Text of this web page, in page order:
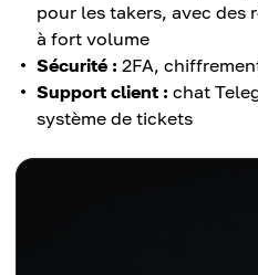
pour les takers, avec des
à fort volume
Sécurité : 2FA,
Support client : chat
système de tickets